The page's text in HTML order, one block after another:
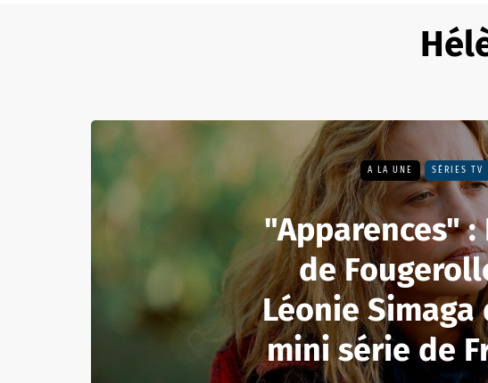
A LA UNE SÉRIES TV
"Apparences" :
de
Léonie Simaga
mini série de